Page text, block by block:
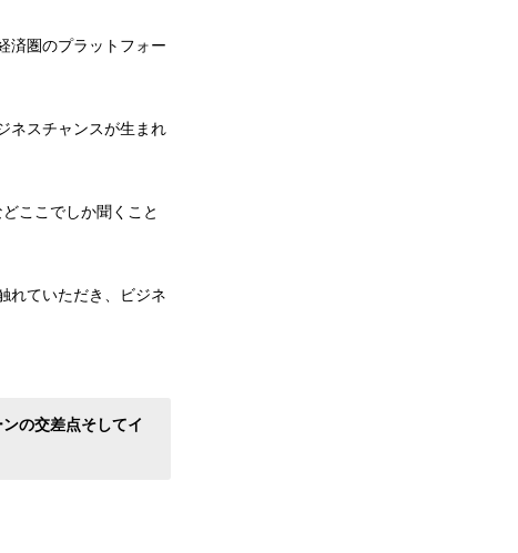
済圏のプラットフォー
ネスチャンスが生まれ
ここでしか聞くこと
れていただき、ビジネ
の交差点そしてイ